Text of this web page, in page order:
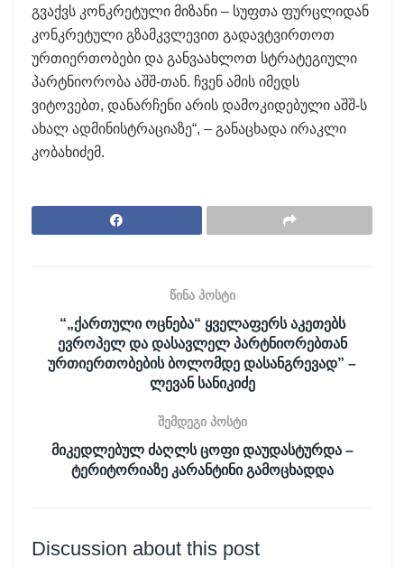
გვაქვს კონკრეტული მიზანი – სუფთა ფურცლიდან
კონკრეტული გზამკვლევით გადავტვირთოთ
ურთიერთობები და განვაახლოთ სტრატეგიული
პარტნიორობა აშშ-თან. ჩვენ ამის იმედს
ვიტოვებთ, დანარჩენი არის დამოკიდებული აშშ-ს
ახალ ადმინისტრაციაზე“, – განაცხადა ირაკლი
კობახიძემ.
წინა პოსტი
“„ქართული ოცნება“ ყველაფერს აკეთებს
ევროპელ და დასავლელ პარტნიორებთან
ურთიერთობების ბოლომდე დასანგრევად” –
ლევან სანიკიძე
შემდეგი პოსტი
მიკედლებულ ძაღლს ცოფი დაუდასტურდა –
ტერიტორიაზე კარანტინი გამოცხადდა
Discussion about this post